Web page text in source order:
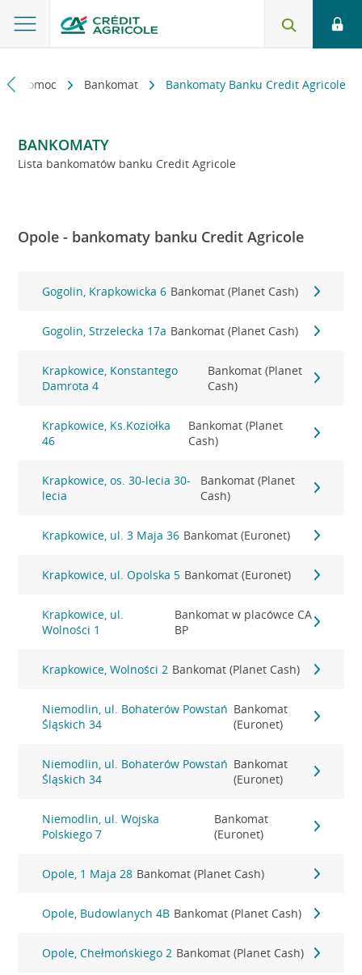
i pomoc Bankomat Bankomaty Banku Credit Agricole
BANKOMATY
Lista bankomatów banku Credit Agricole
Opole - bankomaty banku Credit Agricole
Gogolin, Krapkowicka 6 Bankomat (Planet Cash)
Gogolin, Strzelecka 17a Bankomat (Planet Cash)
Krapkowice, Konstantego
Damrota 4
Bankomat (Planet
Cash)
Krapkowice, Ks.Koziołka
46
Bankomat (Planet
Cash)
Krapkowice, os. 30-lecia 30-
lecia
Bankomat (Planet
Cash)
Krapkowice, ul. 3 Maja 36 Bankomat (Euronet)
Krapkowice, ul. Opolska 5 Bankomat (Euronet)
Krapkowice, ul.
Wolności 1
Bankomat w placówce CA
BP
Krapkowice, Wolności 2 Bankomat (Planet Cash)
Niemodlin, ul. Bohaterów Powstań
Śląskich 34
Bankomat
(Euronet)
Niemodlin, ul. Bohaterów Powstań
Śląskich 34
Bankomat
(Euronet)
Niemodlin, ul. Wojska
Polskiego 7
Bankomat
(Euronet)
Opole, 1 Maja 28 Bankomat (Planet Cash)
Opole, Budowlanych 4B Bankomat (Planet Cash)
Opole, Chełmońskiego 2 Bankomat (Planet Cash)